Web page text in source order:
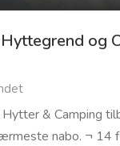
og
& Camping
nabo. ¬ 14